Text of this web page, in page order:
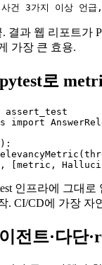
. 결과 웹 리포트가
가장 큰 효용.
로
assert_test
import
[metric,
인프라에 그대로
. CI/CD에 가장 자
전트·다단